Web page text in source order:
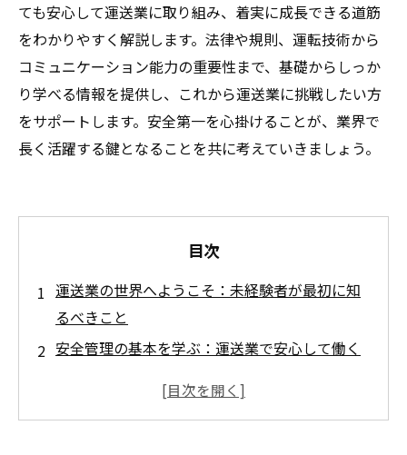
ても安心して運送業に取り組み、着実に成長できる道筋
をわかりやすく解説します。法律や規則、運転技術から
コミュニケーション能力の重要性まで、基礎からしっか
り学べる情報を提供し、これから運送業に挑戦したい方
をサポートします。安全第一を心掛けることが、業界で
長く活躍する鍵となることを共に考えていきましょう。
目次
運送業の世界へようこそ：未経験者が最初に知
るべきこと
安全管理の基本を学ぶ：運送業で安心して働く
現場で役立つ運転技術と効率的な業務遂行の秘